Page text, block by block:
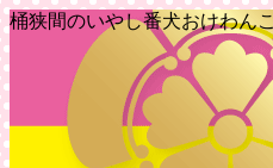
桶狭間のいやし番犬おけわんこ